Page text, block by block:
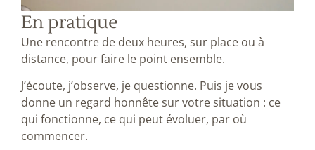
En pratique
Une rencontre de deux heures, sur place ou à
distance, pour faire le point ensemble.
J’écoute, j’observe, je questionne. Puis je vous
donne un regard honnête sur votre situation : ce
qui fonctionne, ce qui peut évoluer, par où
commencer.